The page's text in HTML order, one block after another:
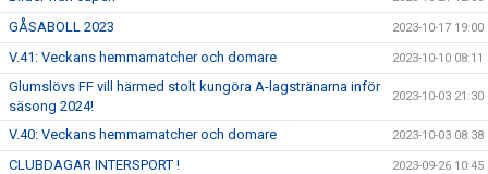
GÅSABOLL 2023 2023-10-17 19:00
V.41: Veckans hemmamatcher och domare 2023-10-10 08:11
Glumslövs FF vill härmed stolt kungöra A-lagstränarna inför
säsong 2024!
2023-10-03 21:30
V.40: Veckans hemmamatcher och domare 2023-10-03 08:38
CLUBDAGAR INTERSPORT ! 2023-09-26 10:45